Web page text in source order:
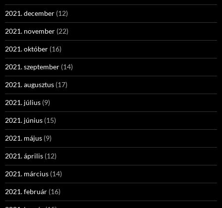
2021. december (12)
2021. november (22)
2021. október (16)
2021. szeptember (14)
2021. augusztus (17)
2021. július (9)
2021. június (15)
2021. május (9)
2021. április (12)
2021. március (14)
2021. február (16)